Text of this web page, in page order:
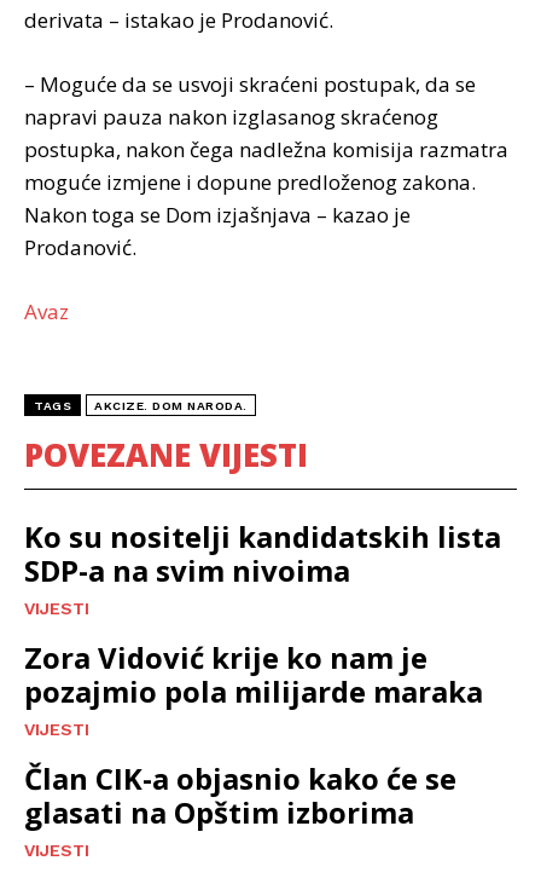
derivata – istakao je Prodanović.
– Moguće da se usvoji skraćeni postupak, da se
napravi pauza nakon izglasanog skraćenog
postupka, nakon čega nadležna komisija razmatra
moguće izmjene i dopune predloženog zakona.
Nakon toga se Dom izjašnjava – kazao je
Prodanović.
Avaz
TAGS AKCIZE. DOM NARODA.
POVEZANE VIJESTI
Ko su nositelji kandidatskih lista
SDP-a na svim nivoima
VIJESTI
Zora Vidović krije ko nam je
pozajmio pola milijarde maraka
VIJESTI
Član CIK-a objasnio kako će se
glasati na Opštim izborima
VIJESTI